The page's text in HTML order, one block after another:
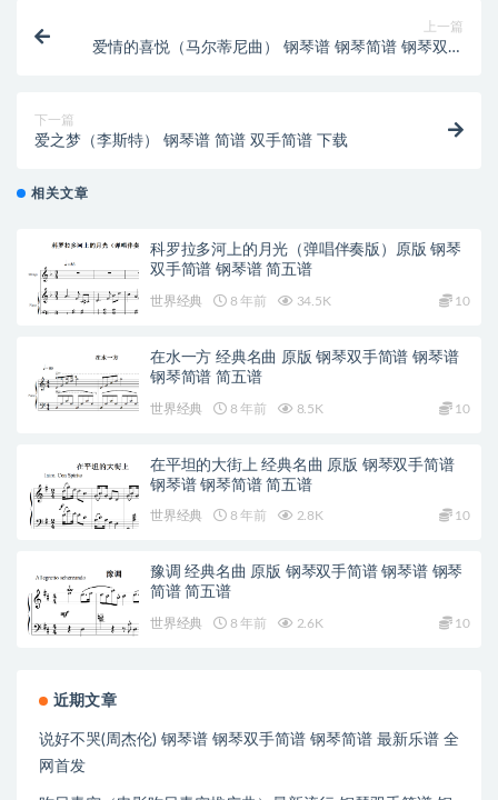
上一篇
爱情的喜悦（马尔蒂尼曲） 钢琴谱 钢琴简谱 钢琴双手
下一篇
爱之梦（李斯特） 钢琴谱 简谱 双手简谱 下载
相关文章
科罗拉多河上的月光（弹唱伴奏版）原版 钢琴
双手简谱 钢琴谱 简五谱
世界经典 8 年前 34.5K 10
在水一方 经典名曲 原版 钢琴双手简谱 钢琴谱
钢琴简谱 简五谱
世界经典 8 年前 8.5K 10
在平坦的大街上 经典名曲 原版 钢琴双手简谱
钢琴谱 钢琴简谱 简五谱
世界经典 8 年前 2.8K 10
豫调 经典名曲 原版 钢琴双手简谱 钢琴谱 钢琴
简谱 简五谱
世界经典 8 年前 2.6K 10
近期文章
说好不哭(周杰伦) 钢琴谱 钢琴双手简谱 钢琴简谱 最新乐谱 全
网首发